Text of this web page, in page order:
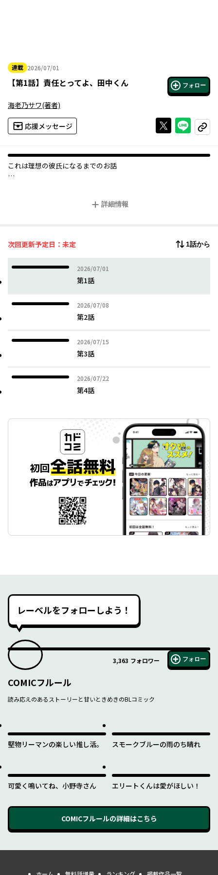
連載 2026/07/01
2026年07月01日
【第1話】 責任とってよ、田中くん フォロー
海老乃サワ(著者)
応援メッセージ Xで投稿する
ライン
コピー
これは理想の彼氏になるまでのお話――
意気投合してお酒を飲み、気が付くとラブホで朝を迎えてい
詳細情報
次回更新予定日：未定 1話から
2026/07/01
2026年07月01日
第1話
2026/07/08
2026年07月08日
第2話
2026/07/15
2026年07月15日
第3話
2026/07/22
2026年07月22日
第4話
レーベルをフォローしよう！
3,363 フォロワー フォロー
COMICフルール
読み応えのあるストーリーと甘いときめきのBLコミック
堅物リーマンの楽しい推し活。 スモークブルーの雨のち晴れ
可愛く鳴いてね、小野寺さん エリートくんは愛がほしい！
COMICフルールの詳細はこちら